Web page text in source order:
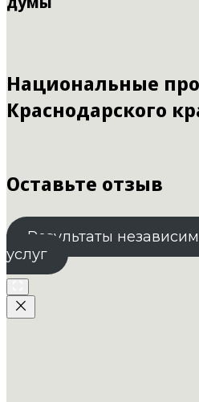
Национальные
Краснодарского
Оставьте отзыв
Результаты
услуг